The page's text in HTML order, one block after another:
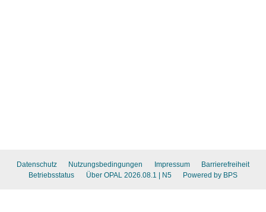
Datenschutz Nutzungsbedingungen Impressum
Barrierefreiheit
Betriebsstatus
Über OPAL 2026.08.1 | N5 Powered by BPS